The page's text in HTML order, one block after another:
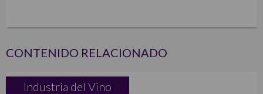
CONTENIDO RELACIONADO
Industria del Vino